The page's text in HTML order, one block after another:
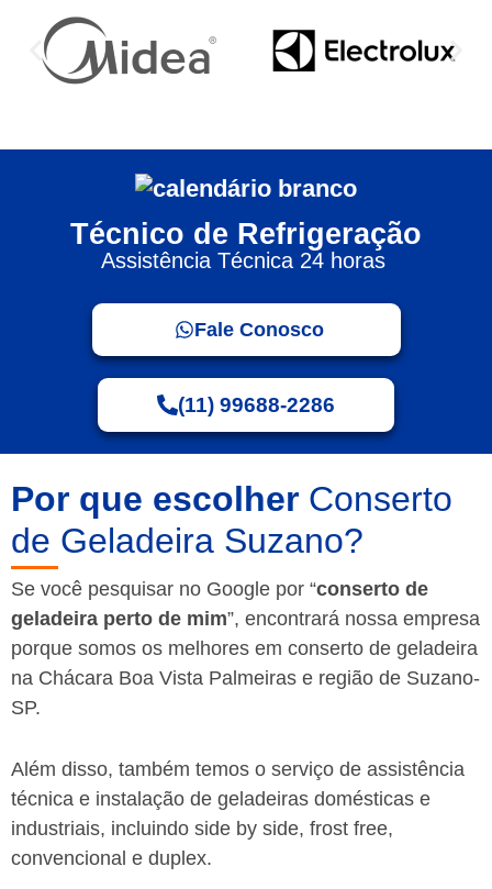
Técnico de Refrigeração
Assistência Técnica 24 horas
Fale Conosco
(11) 99688-2286
Por que escolher Conserto
de Geladeira Suzano?
Se você pesquisar no Google por “conserto de
geladeira perto de mim”, encontrará nossa empresa
porque somos os melhores em conserto de geladeira
na Chácara Boa Vista Palmeiras e região de Suzano-
SP.
Além disso, também temos o serviço de assistência
técnica e instalação de geladeiras domésticas e
industriais, incluindo side by side, frost free,
convencional e duplex.